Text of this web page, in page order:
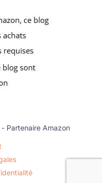
Partenaire Amazon